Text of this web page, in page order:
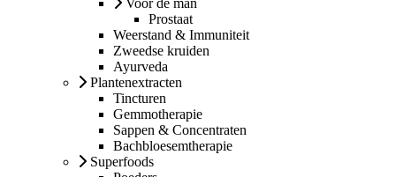
Prostaat
Weerstand & Immuniteit
Zweedse kruiden
Ayurveda
Plantenextracten
Tincturen
Gemmotherapie
Sappen & Concentraten
Bachbloesemtherapie
Superfoods